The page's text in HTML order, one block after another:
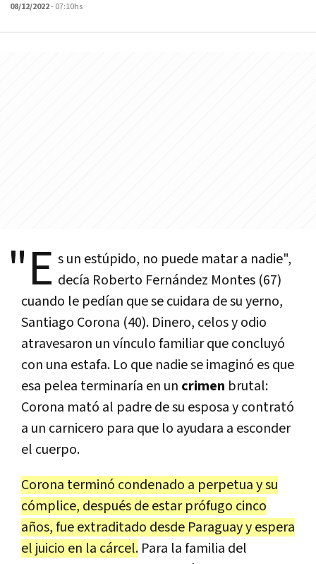
08/12/2022- 07:10hs
"E s un estúpido, no puede matar a nadie",
decía Roberto Fernández Montes (67)
cuando le pedían que se cuidara de su yerno,
Santiago Corona (40). Dinero, celos y odio
atravesaron un vínculo familiar que concluyó
con una estafa. Lo que nadie se imaginó es que
esa pelea terminaría en un crimen brutal:
Corona mató al padre de su esposa y contrató
a un carnicero para que lo ayudara a esconder
el cuerpo.
Corona terminó condenado a perpetua y su
cómplice, después de estar prófugo cinco
años, fue extraditado desde Paraguay y espera
el juicio en la cárcel. Para la familia del